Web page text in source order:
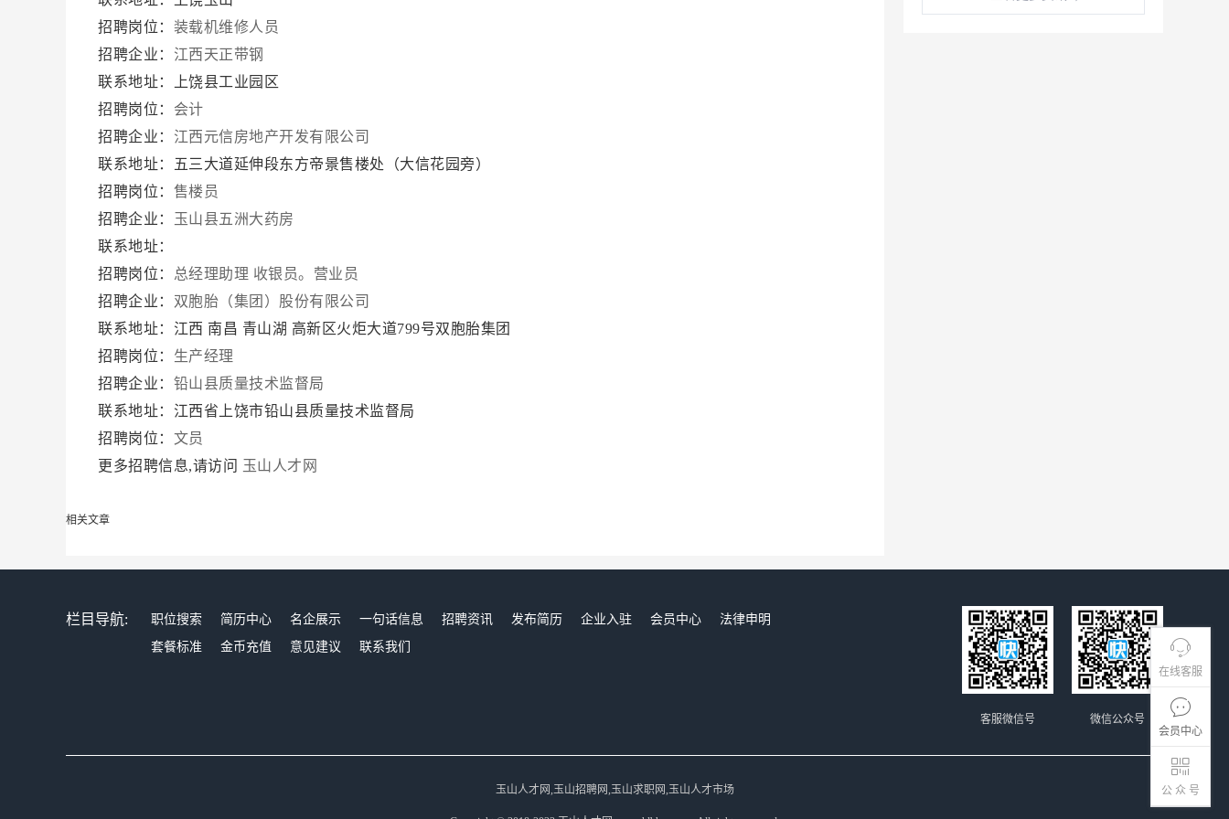
在线客服
会员中心
公 众 号
招聘岗位： 装载机维修人员
招聘企业： 江西天正带钢
联系地址：上饶县工业园区
招聘岗位： 会计
招聘企业： 江西元信房地产开发有限公司
联系地址：五三大道延伸段东方帝景售楼处（大信花园旁）
招聘岗位： 售楼员
招聘企业：
玉山县五洲大药房
联系地址：
招聘岗位： 总经理助理 收银员。营业员
招聘企业： 双胞胎（集团）股份有限公司
联系地址：江西 南昌 青山湖 高新区火炬大道799号双胞胎集团
招聘岗位： 生产经理
招聘企业： 铅山县质量技术监督局
联系地址：江西省上饶市铅山县质量技术监督局
招聘岗位： 文员
更多招聘信息,请访问 玉山人才网
相关文章
栏目导航: 职位搜索 简历中心 名企展示 一句话信息 招聘资讯 发布简历 企业入驻 会员中心
法律申明
套餐标准
金币充值 意见建议 联系我们
微信公众号
客服微信号
玉山人才网,玉山招聘网,玉山求职网,玉山人才市场